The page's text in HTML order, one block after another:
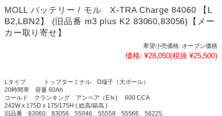
MOLL バッテリー / モル X-TRA Charge 84060 【L
B2,LBN2】 (旧品番 m3 plus K2 83060,83056)【メー
カー取り寄せ】
希望小売価格: オープン価格
価格: ¥28,050(税抜 ¥25,500)
Lタイプ トップターミナル D端子（大ポール）
20時間率 容量 60Ah
コールド クランキング アンペア（EＮ) 600 CCA
242W x 175D x 175/175H ( 総高/箱高 )
旧品番 83060、83056、55046、55559、55566、56225,